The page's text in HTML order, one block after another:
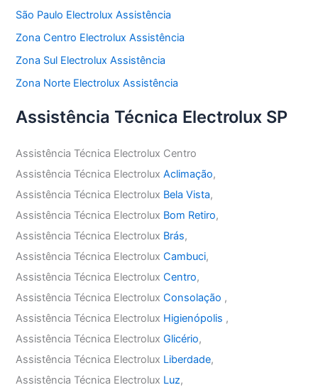
São Paulo Electrolux Assistência
Zona Centro Electrolux Assistência
Zona Sul Electrolux Assistência
Zona Norte Electrolux Assistência
Assistência Técnica Electrolux SP
Assistência Técnica Electrolux Centro
Assistência Técnica ElectroluxAclimação,
Assistência Técnica Electrolux Bela Vista,
Assistência Técnica Electrolux Bom Retiro,
Assistência Técnica Electrolux Brás,
Assistência Técnica ElectroluxCambuci,
Assistência Técnica ElectroluxCentro,
Assistência Técnica ElectroluxConsolação ,
Assistência Técnica Electrolux Higienópolis ,
Assistência Técnica ElectroluxGlicério,
Assistência Técnica Electrolux Liberdade,
Assistência Técnica Electrolux Luz,